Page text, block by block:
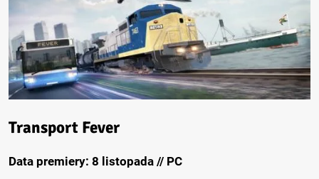
Transport Fever
Data premiery: 8 listopada // PC